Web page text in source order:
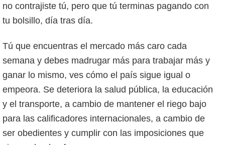
no contrajiste tú, pero que tú terminas pagando con
tu bolsillo, día tras día.
Tú que encuentras el mercado más caro cada
semana y debes madrugar más para trabajar más y
ganar lo mismo, ves cómo el país sigue igual o
empeora. Se deteriora la salud pública, la educación
y el transporte, a cambio de mantener el riego bajo
para las calificadores internacionales, a cambio de
ser obedientes y cumplir con las imposiciones que